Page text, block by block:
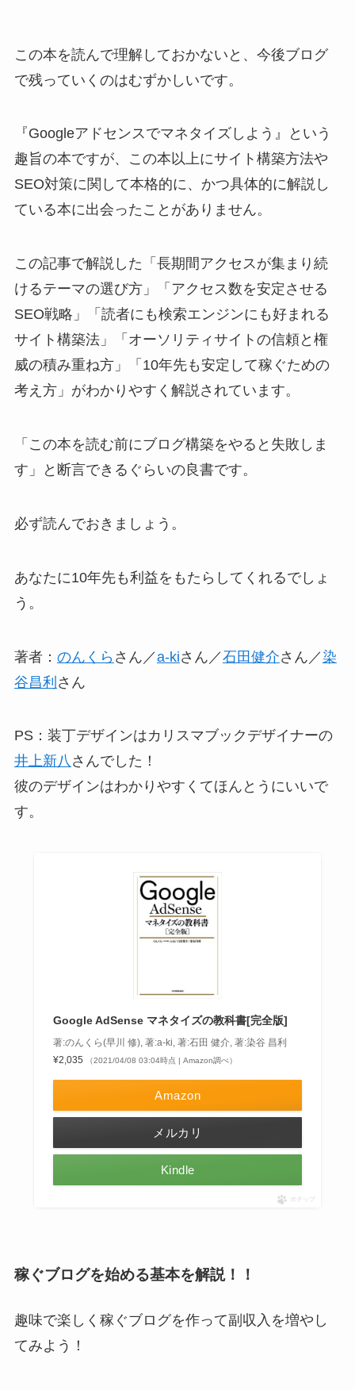
この本を読んで理解しておかないと、今後ブログ
で残っていくのはむずかしいです。
『Googleアドセンスでマネタイズしよう』という
趣旨の本ですが、この本以上にサイト構築方法や
SEO対策に関して本格的に、かつ具体的に解説し
ている本に出会ったことがありません。
この記事で解説した「長期間アクセスが集まり続
けるテーマの選び方」「アクセス数を安定させる
SEO戦略」「読者にも検索エンジンにも好まれる
サイト構築法」「オーソリティサイトの信頼と権
威の積み重ね方」「10年先も安定して稼ぐための
考え方」がわかりやすく解説されています。
「この本を読む前にブログ構築をやると失敗しま
す」と断言できるぐらいの良書です。
必ず読んでおきましょう。
あなたに10年先も利益をもたらしてくれるでしょ
う。
著者： のんくら さん／a-kiさん／石田健介さん／染
谷昌利 さん
PS：装丁デザインはカリスマブックデザイナーの
井上新八 さんでした！
彼のデザインはわかりやすくてほんとうにいいで
す。
Google AdSense マネタイズの教科書[完全版]
著:のんくら(早川 修), 著:a-ki, 著:石田 健介, 著:染谷 昌利
¥2,035
（2021/04/08 03:04時点 | Amazon調べ）
Amazon
メルカリ
Kindle
ポチップ
稼ぐブログを始める基本を解説！！
趣味で楽しく稼ぐブログを作って副収入を増やし
てみよう！